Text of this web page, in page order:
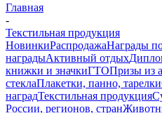
Главная
-
Текстильная продукция
НовинкиРаспродажаНаграды
наградыАктивный отдых
книжки и значкиГТОПризы из
стеклаПлакетки, панно, тарелки
наградТекстильная продукция
России, регионов, стран